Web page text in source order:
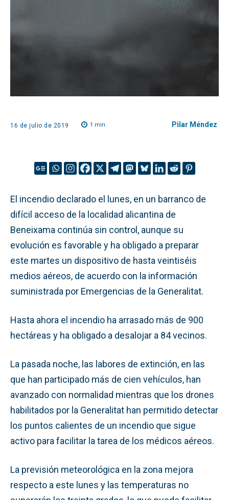
16 de julio de 2019 1 min. Pilar Méndez
El incendio declarado el lunes, en un barranco de
difícil acceso de la localidad alicantina de
Beneixama continúa sin control, aunque su
evolución es favorable y ha obligado a preparar
este martes un dispositivo de hasta veintiséis
medios aéreos, de acuerdo con la información
suministrada por Emergencias de la Generalitat.
Hasta ahora el incendio ha arrasado más de 900
hectáreas y ha obligado a desalojar a 84 vecinos.
La pasada noche, las labores de extinción, en las
que han participado más de cien vehículos, han
avanzado con normalidad mientras que los drones
habilitados por la Generalitat han permitido detectar
los puntos calientes de un incendio que sigue
activo para facilitar la tarea de los médicos aéreos.
La previsión meteorológica en la zona mejora
respecto a este lunes y las temperaturas no